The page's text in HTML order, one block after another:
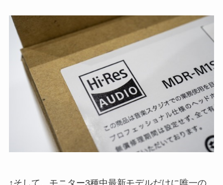
↑そして、モニター3種中最新モデルだけに唯一の